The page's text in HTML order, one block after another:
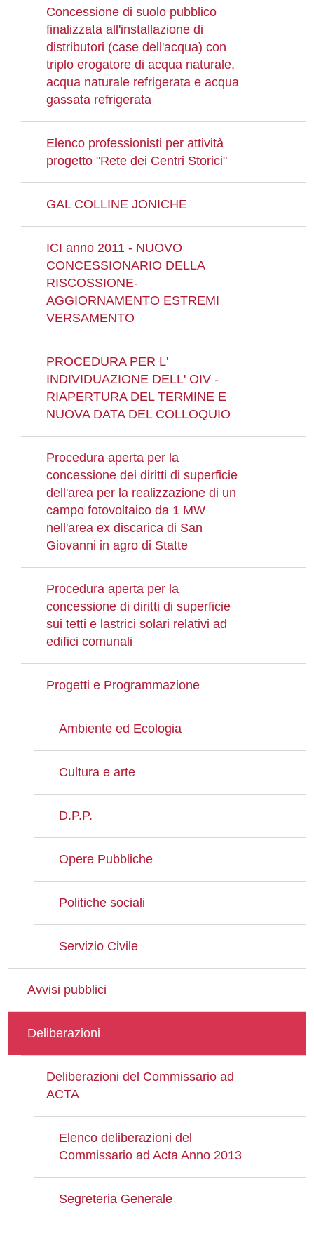
Concessione di suolo pubblico
finalizzata all'installazione di
distributori (case dell'acqua) con
triplo erogatore di acqua naturale,
acqua naturale refrigerata e acqua
gassata refrigerata
Elenco professionisti per attività
progetto "Rete dei Centri Storici"
GAL COLLINE JONICHE
ICI anno 2011 - NUOVO
CONCESSIONARIO DELLA
RISCOSSIONE-
AGGIORNAMENTO ESTREMI
VERSAMENTO
PROCEDURA PER L'
INDIVIDUAZIONE DELL' OIV -
RIAPERTURA DEL TERMINE E
NUOVA DATA DEL COLLOQUIO
Procedura aperta per la
concessione dei diritti di superficie
dell'area per la realizzazione di un
campo fotovoltaico da 1 MW
nell'area ex discarica di San
Giovanni in agro di Statte
Procedura aperta per la
concessione di diritti di superficie
sui tetti e lastrici solari relativi ad
edifici comunali
Progetti e Programmazione
Ambiente ed Ecologia
Cultura e arte
D.P.P.
Opere Pubbliche
Politiche sociali
Servizio Civile
Avvisi pubblici
Deliberazioni
Deliberazioni del Commissario ad
ACTA
Elenco deliberazioni del
Commissario ad Acta Anno 2013
Segreteria Generale